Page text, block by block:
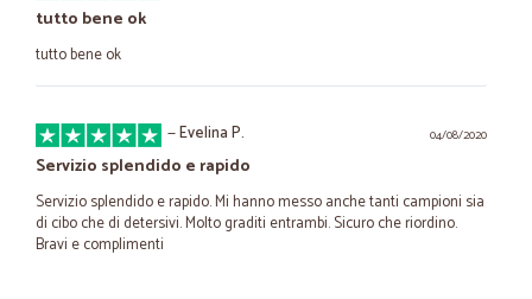
tutto bene ok
tutto bene ok
04/08/2020
—Evelina P.
Servizio splendido e rapido
Servizio splendido e rapido. Mi hanno messo anche tanti campioni sia
di cibo che di detersivi. Molto graditi entrambi. Sicuro che riordino.
Bravi e complimenti